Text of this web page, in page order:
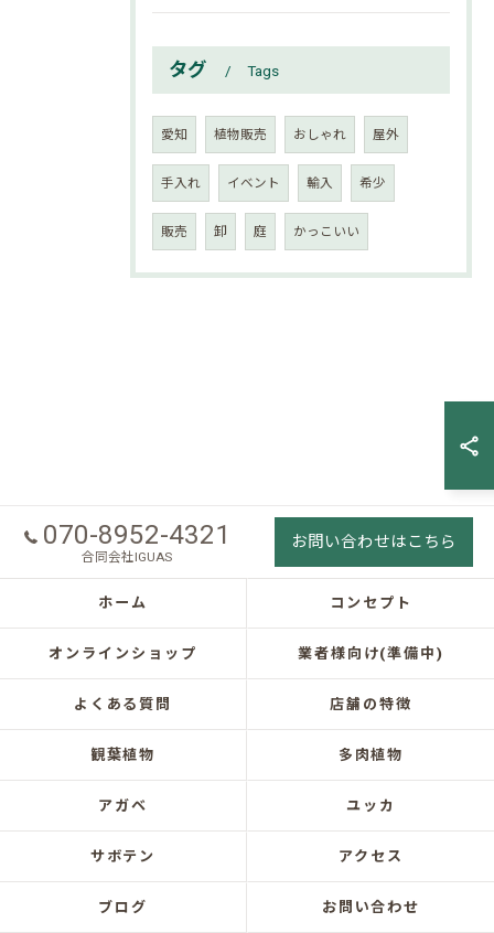
タグ Tags
愛知 植物販売 おしゃれ 屋外
手入れ イベント 輸入 希少
販売 卸 庭 かっこいい
070-8952-4321
合同会社IGUAS
お問い合わせはこちら
ホーム コンセプト
オンラインショップ 業者様向け(準備中)
よくある質問 店舗の特徴
観葉植物 多肉植物
アガベ ユッカ
サボテン アクセス
ブログ お問い合わせ